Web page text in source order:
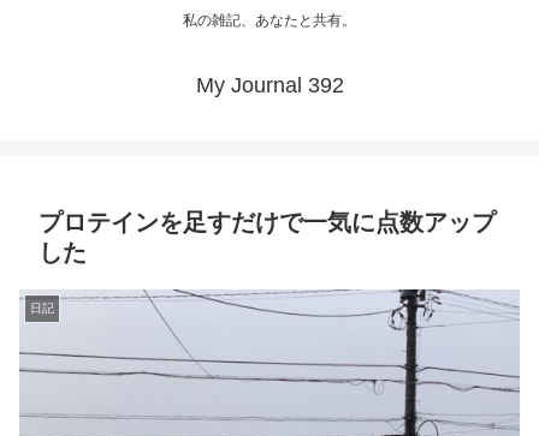
私の雑記、あなたと共有。
My Journal 392
プロテインを足すだけで一気に点数アップ
した
日記